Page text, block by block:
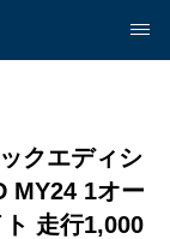
クエディシ
MY24 1オー
走行1,000